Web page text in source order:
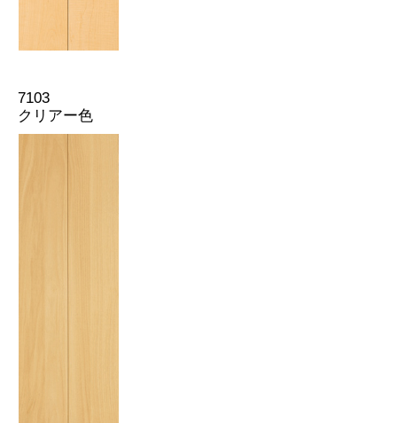
7103
クリアー色